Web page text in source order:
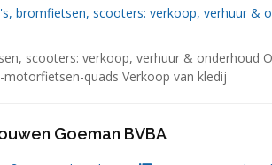
bromfietsen, scooters: verkoop, verhuur &
scooters: verkoop, verhuur & onderhoud
quads Verkoop van kledij
Goeman BVBA